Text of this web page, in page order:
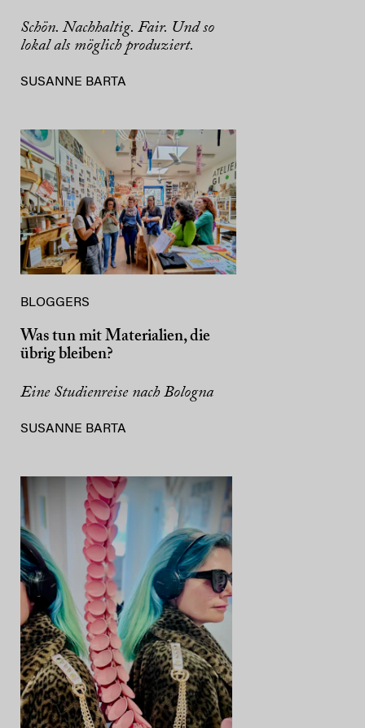
Schön. Nachhaltig. Fair. Und so
lokal als möglich produziert.
SUSANNE BARTA
BLOGGERS
Was tun mit Materialien, die
übrig bleiben?
Eine Studienreise nach Bologna
SUSANNE BARTA